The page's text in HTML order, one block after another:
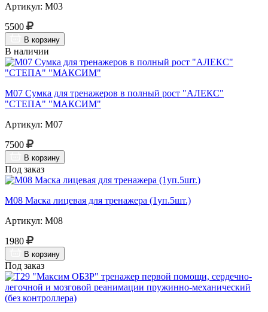
Артикул: М03
5500
В корзину
В наличии
М07 Сумка для тренажеров в полный рост "АЛЕКС"
"СТЕПА" "МАКСИМ"
Артикул: М07
7500
В корзину
Под заказ
М08 Маска лицевая для тренажера (1уп.5шт.)
Артикул: М08
1980
В корзину
Под заказ